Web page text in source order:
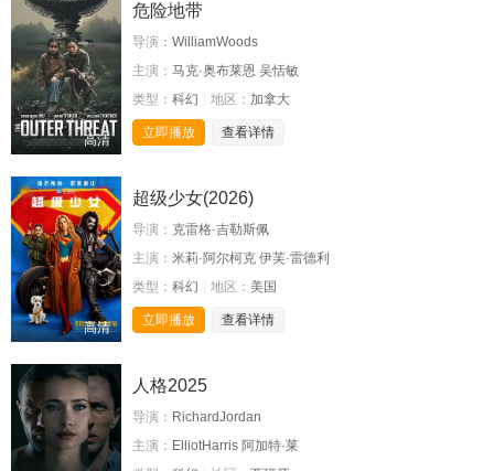
高清
危险地带
导演： WilliamWoods
主演： 马克·奥布莱恩 吴恬敏
类型： 科幻 地区： 加拿大
立即播放 查看详情
高清
超级少女(2026)
导演： 克雷格·吉勒斯佩
主演： 米莉·阿尔柯克 伊芙·雷德利
类型： 科幻 地区： 美国
立即播放 查看详情
人格2025
导演： RichardJordan
主演： ElliotHarris 阿加特·莱